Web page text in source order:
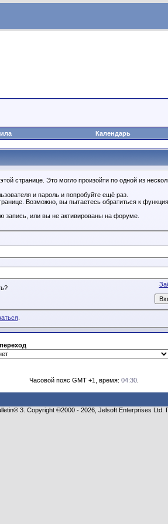
Календарь
странице. Это могло произойти по одной из
и пароль и попробуйте ещё раз.
Возможно, вы пытаетесь обратиться к
запись, или вы не активированы на форуме.
.
Часовой пояс GMT +1, время: 04:30.
3. Copyright ©2000 - 2026, Jelsoft Enterprises Ltd.